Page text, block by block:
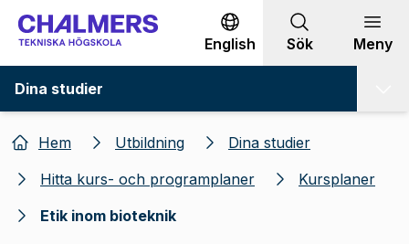
Gå till innehållet
English Sök Meny
Dina studier
Hem Utbildning
Dina studier
Hitta kurs- och programplaner
Kursplaner
Etik inom bioteknik